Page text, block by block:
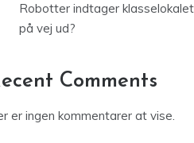
Robotter indtager
på vej ud?
Comments
er ingen kommentarer at vise.